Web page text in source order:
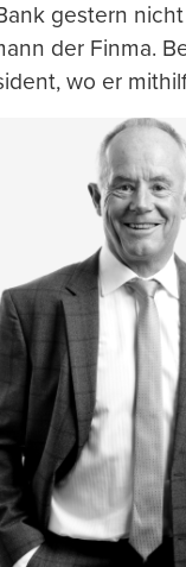
gestern
der Finma.
wo er